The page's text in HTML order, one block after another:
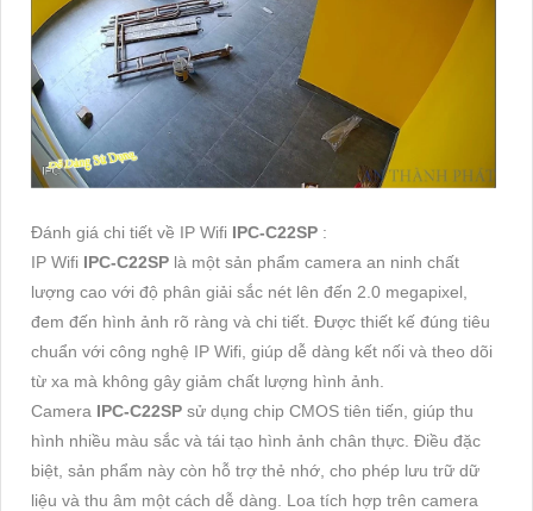
Đánh giá chi tiết về IP Wifi IPC-C22SP :
IP Wifi IPC-C22SP là một sản phẩm camera an ninh chất
lượng cao với độ phân giải sắc nét lên đến 2.0 megapixel,
đem đến hình ảnh rõ ràng và chi tiết. Được thiết kế đúng tiêu
chuẩn với công nghệ IP Wifi, giúp dễ dàng kết nối và theo dõi
từ xa mà không gây giảm chất lượng hình ảnh.
Camera IPC-C22SP sử dụng chip CMOS tiên tiến, giúp thu
hình nhiều màu sắc và tái tạo hình ảnh chân thực. Điều đặc
biệt, sản phẩm này còn hỗ trợ thẻ nhớ, cho phép lưu trữ dữ
liệu và thu âm một cách dễ dàng. Loa tích hợp trên camera